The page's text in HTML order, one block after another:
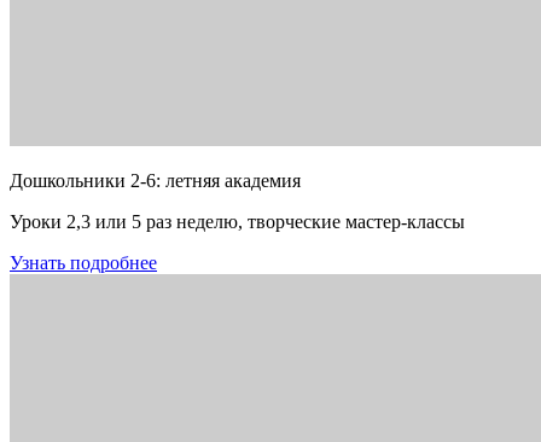
Дошкольники 2-6: летняя академия
Уроки 2,3 или 5 раз неделю, творческие мастер-классы
Узнать подробнее